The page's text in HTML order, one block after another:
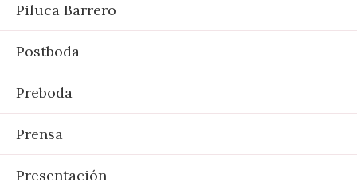
Piluca Barrero
Postboda
Preboda
Prensa
Presentación